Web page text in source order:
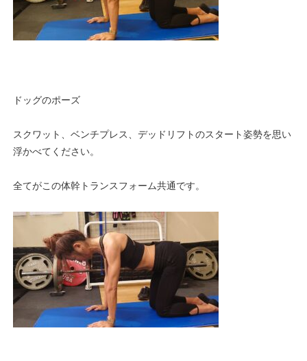
ドッグのポーズ
スクワット、ベンチプレス、デッドリフトのスタート姿勢を思い
浮かべてください。
全てがこの体幹トランスフォーム共通です。